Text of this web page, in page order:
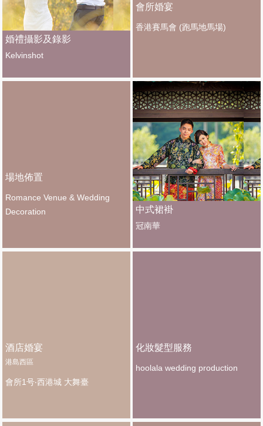
婚禮攝影及錄影
Kelvinshot
會所婚宴
香港賽馬會 (跑馬地馬場)
場地佈置
Romance Venue & Wedding
Decoration
中式裙褂
冠南華
酒店婚宴
港島西區
會所1号‧西港城 大舞臺
化妝髮型服務
hoolala wedding production